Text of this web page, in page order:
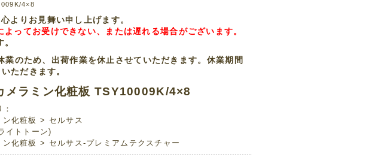
4×8
よりお見舞い申し上げます。
ってお受けできない、または遅れる場合がございます。
のため、出荷作業を休止させていただきます。休業期間
ただきます。
メラミン化粧板 TSY10009K/4×8
ン化粧板 > セルサス
イトトーン)
ン化粧板 > セルサス-プレミアムテクスチャー